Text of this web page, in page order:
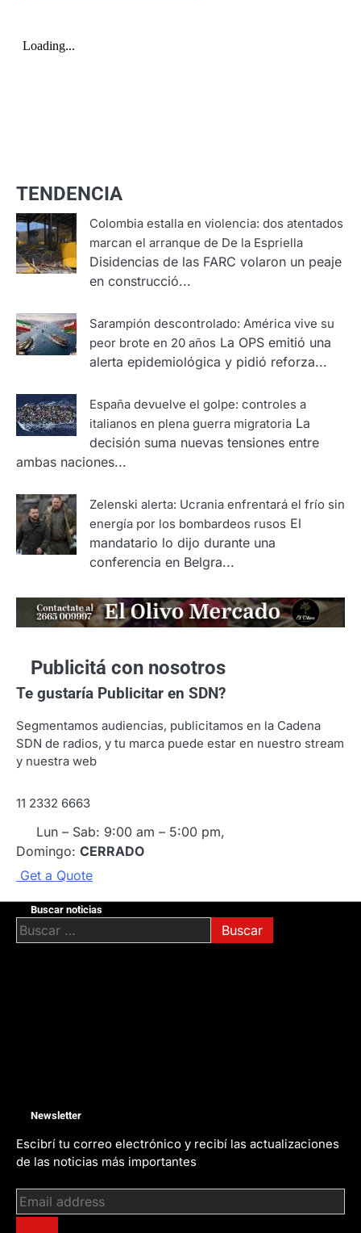
TENDENCIA
Colombia estalla en violencia: dos atentados
marcan el arranque de De la Espriella
Disidencias de las FARC volaron un peaje
en construcció...
Sarampión descontrolado: América vive su
peor brote en 20 años La OPS emitió una
alerta epidemiológica y pidió reforza...
España devuelve el golpe: controles a
italianos en plena guerra migratoria La
decisión suma nuevas tensiones entre
ambas naciones...
Zelenski alerta: Ucrania enfrentará el frío sin
energía por los bombardeos rusos El
mandatario lo dijo durante una
conferencia en Belgra...
Publicitá con nosotros
Te gustaría Publicitar en SDN?
Segmentamos audiencias, publicitamos en la Cadena
SDN de radios, y tu marca puede estar en nuestro stream
y nuestra web
11 2332 6663
Lun – Sab: 9:00 am – 5:00 pm,
Domingo: CERRADO
Get a Quote
Buscar noticias
Buscar:
Newsletter
Escibrí tu correo electrónico y recibí las actualizaciones
de las noticias más importantes